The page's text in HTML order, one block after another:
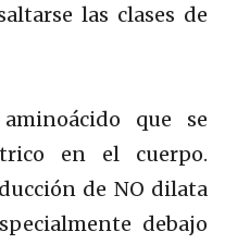
las clases de
que se
en el cuerpo.
de NO dilata
debajo